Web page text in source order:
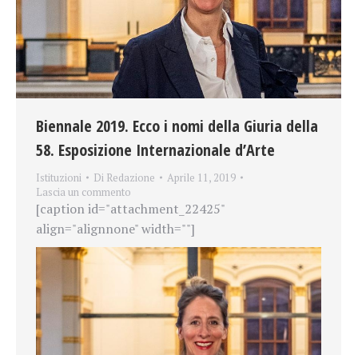
Biennale 2019. Ecco i nomi della Giuria della
58. Esposizione Internazionale d’Arte
Istituzioni Di Redazione
Aprile 11, 2019
Lascia un commento
[caption id="attachment_22425"
align="alignnone" width=""]